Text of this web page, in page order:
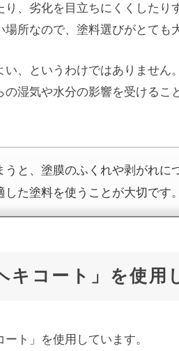
、劣化を目立ちにくくしたり
所なので、塗料選びがとても
、というわけではありません。
湿気や水分の影響を受けるこ
と、塗膜のふくれや剥がれに
た塗料を使うことが大切です。
キコート」を使用
ト」を使用しています。